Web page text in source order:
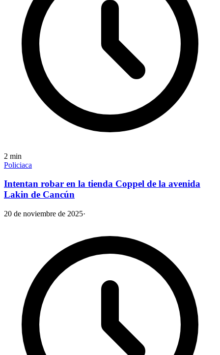
2 min
Policiaca
Intentan robar en la tienda Coppel de la avenida
Lakin de Cancún
20 de noviembre de 2025·